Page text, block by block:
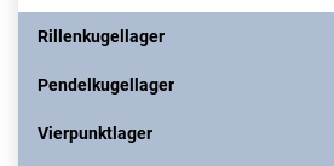
Rillenkugellager
Pendelkugellager
Vierpunktlager